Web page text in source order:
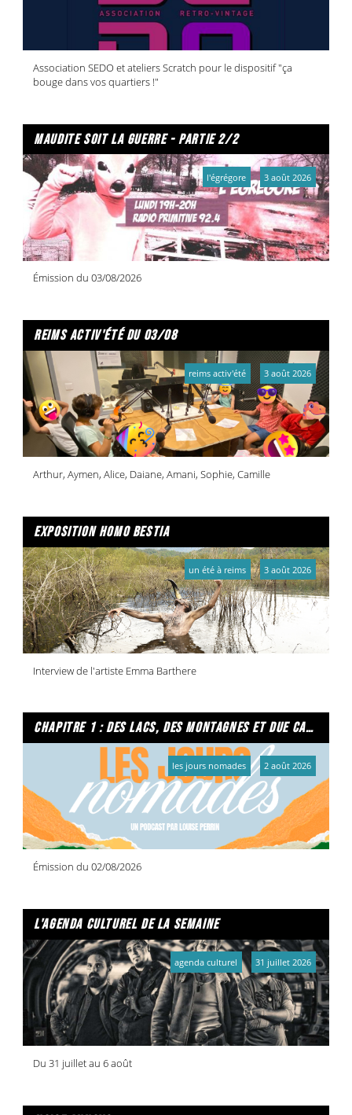
Association SEDO et ateliers Scratch pour le dispositif "ça
bouge dans vos quartiers !"
maudite soit la guerre - partie 2/2
Émission du 03/08/2026
l'égrégore 3 août 2026
reims activ'été du 03/08
Arthur, Aymen, Alice, Daiane, Amani, Sophie, Camille
reims activ'été 3 août 2026
exposition homo bestia
Interview de l'artiste Emma Barthere
un été à reims 3 août 2026
chapitre 1 : des lacs, des montagnes et due caffe per favore
Émission du 02/08/2026
les jours nomades 2 août 2026
l'agenda culturel de la semaine
Du 31 juillet au 6 août
agenda culturel 31 juillet 2026